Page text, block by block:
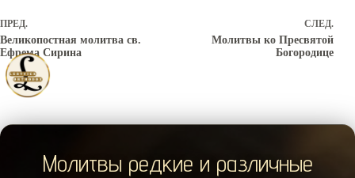
ПРЕД.
Великопостная молитва св.
Ефрема Сирина
СЛЕД.
Молитвы ко Пресвятой
Богородице
Молитвы редкие и различные